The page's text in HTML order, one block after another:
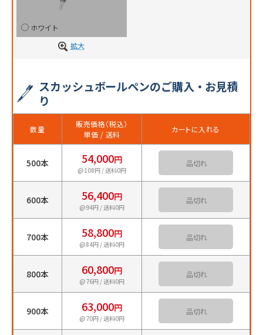
ホワイト
拡大
スカッシュボールペンのご購入・お見積
り
数量
販売価格（税込）
単価 / 送料
カートに入れる
500本 54,000円
@108円 / 送料0円
カートに入れる
600本 56,400円
@94円 / 送料0円
カートに入れる
700本 58,800円
@84円 / 送料0円
カートに入れる
800本 60,800円
@76円 / 送料0円
カートに入れる
900本 63,000円
@70円 / 送料0円
カートに入れる